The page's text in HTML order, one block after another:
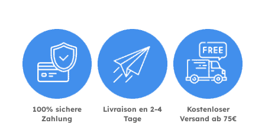
100% sichere
Zahlung
Livraison en 2-4
Tage
Kostenloser
Versand ab 75€